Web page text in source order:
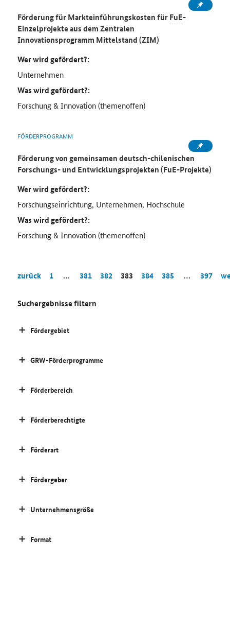
Förderung für Markteinführungskosten fürFuE-
Einzelprojekte aus dem Zentralen
Innovationsprogramm Mittelstand (ZIM)
Wer wird gefördert?:
Unternehmen
Was wird gefördert?:
Forschung & Innovation (themenoffen)
FÖRDERPROGRAMM
Förderung von gemeinsamen deutsch-chilenischen
Forschungs- und Entwicklungsprojekten (FuE-Projekte)
Wer wird gefördert?:
Forschungseinrichtung, Unternehmen, Hochschule
Was wird gefördert?:
Forschung & Innovation (themenoffen)
zurück 1 … 381 382 383 384 385 … 397
Suchergebnisse filtern
Fördergebiet
GRW-Förderprogramme
Förderbereich
Förderberechtigte
Förderart
Fördergeber
Unternehmensgröße
Format